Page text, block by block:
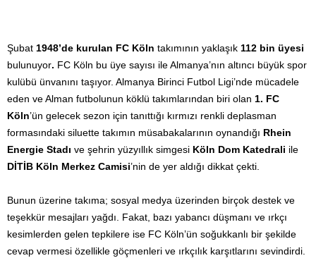
Şubat 1948’de kurulan FC Köln takımının yaklaşık 112 bin üyesi
bulunuyor. FC Köln bu üye sayısı ile Almanya’nın altıncı büyük spor
kulübü ünvanını taşıyor. Almanya Birinci Futbol Ligi’nde mücadele
eden ve Alman futbolunun köklü takımlarından biri olan 1. FC
Köln’ün gelecek sezon için tanıttığı kırmızı renkli deplasman
formasındaki siluette takımın müsabakalarının oynandığı Rhein
Energie Stadı ve şehrin yüzyıllık simgesi Köln Dom Katedrali ile
DİTİB Köln Merkez Camisi’nin de yer aldığı dikkat çekti.
Bunun üzerine takıma; sosyal medya üzerinden birçok destek ve
teşekkür mesajları yağdı. Fakat, bazı yabancı düşmanı ve ırkçı
kesimlerden gelen tepkilere ise FC Köln’ün soğukkanlı bir şekilde
cevap vermesi özellikle göçmenleri ve ırkçılık karşıtlarını sevindirdi.